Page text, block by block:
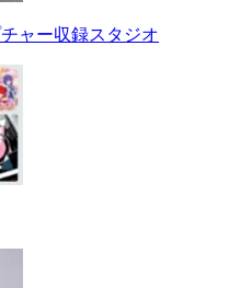
ャー収録スタジオ